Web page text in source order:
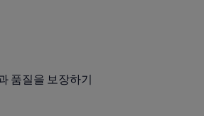
품질을 보장하기